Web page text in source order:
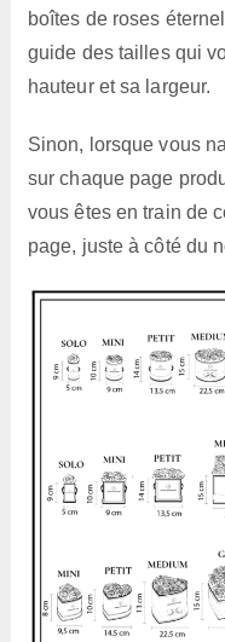
boîtes de roses
guide des tailles qui
hauteur et sa largeur.
Sinon, lorsque vous
sur chaque page
vous êtes en train de
page, juste à côté du